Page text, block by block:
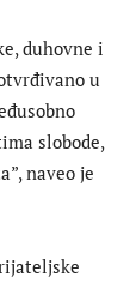
duhovne i
u
slobode,
naveo je